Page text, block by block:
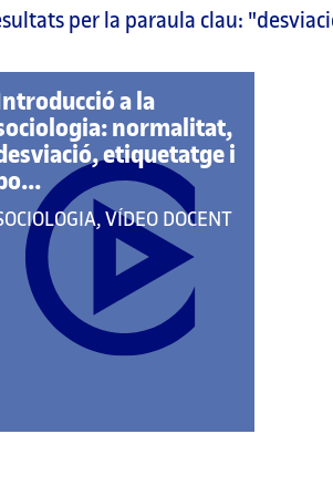
pàgina
per la paraula clau:
a la
normalitat,
etiquetatge i
PERTANY
CATEGORIES:
VÍDEO DOCENT